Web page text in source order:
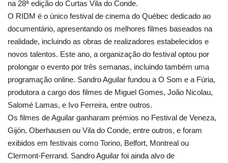
na 28ª edição do Curtas Vila do Conde.
O RIDM é o único festival de cinema do Québec dedicado ao
documentário, apresentando os melhores filmes baseados na
realidade, incluindo as obras de realizadores estabelecidos e
novos talentos. Este ano, a organização do festival optou por
prolongar o evento por três semanas, incluindo também uma
programação online. Sandro Aguilar fundou a O Som e a Fúria,
produtora a cargo dos filmes de Miguel Gomes, João Nicolau,
Salomé Lamas, e Ivo Ferreira, entre outros.
Os filmes de Aguilar ganharam prémios no Festival de Veneza,
Gijón, Oberhausen ou Vila do Conde, entre outros, e foram
exibidos em festivais como Torino, Belfort, Montreal ou
Clermont-Ferrand. Sandro Aguilar foi ainda alvo de